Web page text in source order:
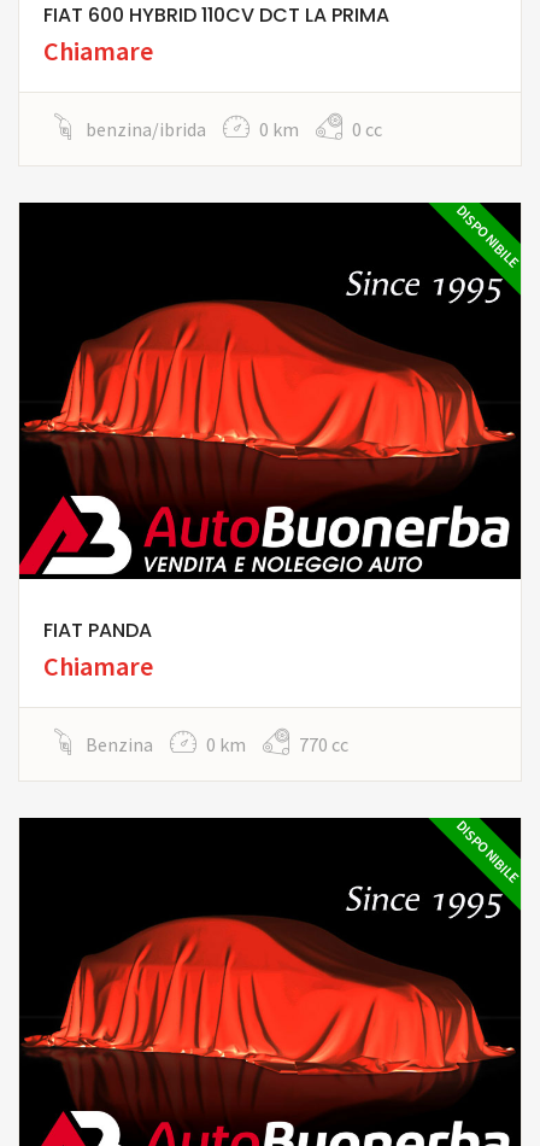
FIAT 600 HYBRID 110CV DCT LA PRIMA
Chiamare
benzina/ibrida 0 km 0 cc
DISPONIBILE
FIAT PANDA
Chiamare
Benzina 0 km 770 cc
DISPONIBILE